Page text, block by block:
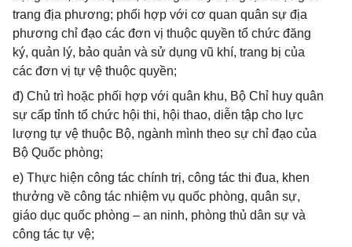
trang địa phương; phối hợp với cơ quan quân sự địa
phương chỉ đạo các đơn vị thuộc quyền tổ chức đăng
ký, quản lý, bảo quản và sử dụng vũ khí, trang bị của
các đơn vị tự vệ thuộc quyền;
đ) Chủ trì hoặc phối hợp với quân khu, Bộ Chỉ huy quân
sự cấp tỉnh tổ chức hội thi, hội thao, diễn tập cho lực
lượng tự vệ thuộc Bộ, ngành mình theo sự chỉ đạo của
Bộ Quốc phòng;
e) Thực hiện công tác chính trị, công tác thi đua, khen
thưởng về công tác nhiệm vụ quốc phòng, quân sự,
giáo dục quốc phòng – an ninh, phòng thủ dân sự và
công tác tự vệ;